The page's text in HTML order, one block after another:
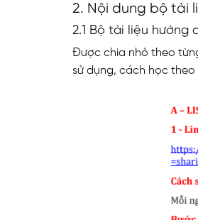
2. Nội dung bộ tài
2.1 Bộ tài liệu
Được chia nhỏ theo
sử dụng, cách học